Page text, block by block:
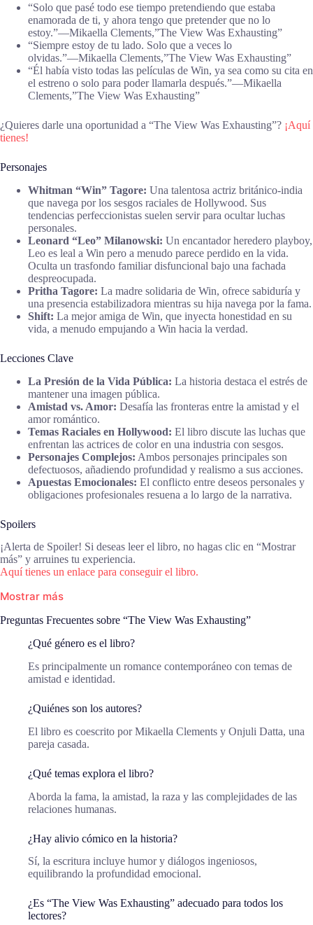
“Solo que pasé todo ese tiempo pretendiendo que estaba
enamorada de ti, y ahora tengo que pretender que no lo
estoy.”―Mikaella Clements,”The View Was Exhausting”
“Siempre estoy de tu lado. Solo que a veces lo
olvidas.”―Mikaella Clements,”The View Was Exhausting”
“Él había visto todas las películas de Win, ya sea como su cita en
el estreno o solo para poder llamarla después.”―Mikaella
Clements,”The View Was Exhausting”
¿Quieres darle una oportunidad a “The View Was Exhausting”? ¡Aquí
tienes!
Personajes
Whitman “Win” Tagore: Una talentosa actriz británico-india
que navega por los sesgos raciales de Hollywood. Sus
tendencias perfeccionistas suelen servir para ocultar luchas
personales.
Leonard “Leo” Milanowski: Un encantador heredero playboy,
Leo es leal a Win pero a menudo parece perdido en la vida.
Oculta un trasfondo familiar disfuncional bajo una fachada
despreocupada.
Pritha Tagore: La madre solidaria de Win, ofrece sabiduría y
una presencia estabilizadora mientras su hija navega por la fama.
Shift: La mejor amiga de Win, que inyecta honestidad en su
vida, a menudo empujando a Win hacia la verdad.
Lecciones Clave
La Presión de la Vida Pública: La historia destaca el estrés de
mantener una imagen pública.
Amistad vs. Amor: Desafía las fronteras entre la amistad y el
amor romántico.
Temas Raciales en Hollywood: El libro discute las luchas que
enfrentan las actrices de color en una industria con sesgos.
Personajes Complejos: Ambos personajes principales son
defectuosos, añadiendo profundidad y realismo a sus acciones.
Apuestas Emocionales: El conflicto entre deseos personales y
obligaciones profesionales resuena a lo largo de la narrativa.
Spoilers
¡Alerta de Spoiler! Si deseas leer el libro, no hagas clic en “Mostrar
más” y arruines tu experiencia.
Aquí tienes un enlace para conseguir el libro.
Mostrar más
Preguntas Frecuentes sobre “The View Was Exhausting”
¿Qué género es el libro?
Es principalmente un romance contemporáneo con temas de
amistad e identidad.
¿Quiénes son los autores?
El libro es coescrito por Mikaella Clements y Onjuli Datta, una
pareja casada.
¿Qué temas explora el libro?
Aborda la fama, la amistad, la raza y las complejidades de las
relaciones humanas.
¿Hay alivio cómico en la historia?
Sí, la escritura incluye humor y diálogos ingeniosos,
equilibrando la profundidad emocional.
¿Es “The View Was Exhausting” adecuado para todos los
lectores?